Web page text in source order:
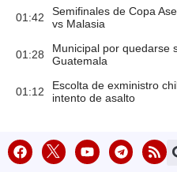
01:42
Semifinales de Copa
vs Malasia
01:28
Municipal por quedarse
Guatemala
01:12
Escolta de exministro
intento de asalto